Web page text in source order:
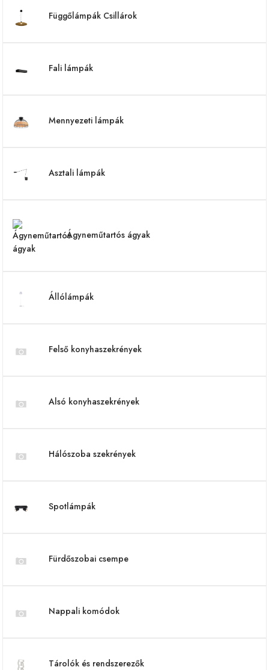
Függőlámpák Csillárok
Fali lámpák
Mennyezeti lámpák
Asztali lámpák
Ágyneműtartós ágyak
Állólámpák
Felső konyhaszekrények
Alsó konyhaszekrények
Hálószoba szekrények
Spotlámpák
Fürdőszobai csempe
Nappali komódok
Tárolók és rendszerezők